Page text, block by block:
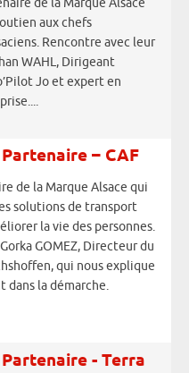
aux chefs
Rencontre avec leur
WAHL, Dirigeant
Jo et expert en
– CAF
de la Marque Alsace qui
solutions de transport
la vie des personnes.
GOMEZ, Directeur du
qui nous explique
dans la démarche.
- Terra